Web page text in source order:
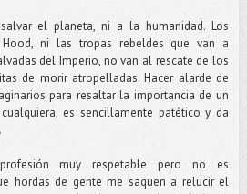
el planeta, ni a la humanidad. Los
ni las tropas rebeldes que van a
del Imperio, no van al rescate de los
de morir atropelladas. Hacer alarde de
para resaltar la importancia de un
es sencillamente patético y da
muy respetable pero no es
hordas de gente me saquen a relucir el